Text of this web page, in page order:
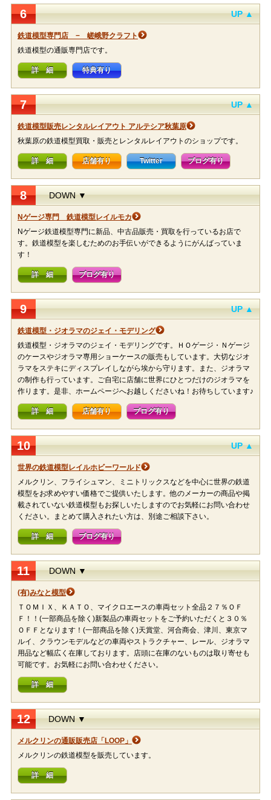
6 UP ▲
鉄道模型専門店 − 嵯峨野クラフト
鉄道模型の通販専門店です。
詳 細 特典有り
7 UP ▲
鉄道模型販売レンタルレイアウト アルテシア秋葉原
秋葉原の鉄道模型買取・販売とレンタルレイアウトのショップです。
詳 細 店舗有り Twitter ブログ有り
8 DOWN ▼
Nゲージ専門 鉄道模型レイルモカ
Nゲージ鉄道模型専門に新品、中古品販売・買取を行っているお店で
す。鉄道模型を楽しむためのお手伝いができるようにがんばっていま
す！
詳 細 ブログ有り
9 UP ▲
鉄道模型・ジオラマのジェイ・モデリング
鉄道模型・ジオラマのジェイ・モデリングです。ＨＯゲージ・Ｎゲージ
のケースやジオラマ専用ショーケースの販売もしています。大切なジオ
ラマをステキにディスプレイしながら埃から守ります。また、ジオラマ
の制作も行っています。ご自宅に店舗に世界にひとつだけのジオラマを
作ります。是非、ホームページへお越しくださいね！お待ちしています♪
詳 細 店舗有り ブログ有り
10 UP ▲
世界の鉄道模型レイルホビーワールド
メルクリン、フライシュマン、ミニトリックスなどを中心に世界の鉄道
模型をお求めやすい価格でご提供いたします。他のメーカーの商品や掲
載されていない鉄道模型もお探しいたしますのでお気軽にお問い合わせ
ください。まとめて購入されたい方は、別途ご相談下さい。
詳 細 ブログ有り
11 DOWN ▼
(有)みなと模型
ＴＯＭＩＸ、ＫＡＴＯ、マイクロエースの車両セット全品２７％ＯＦ
Ｆ！！(一部商品を除く)新製品の車両セットをご予約いただくと３０％
ＯＦＦとなります！(一部商品を除く)天賞堂、河合商会、津川、東京マ
ルイ、クラウンモデルなどの車両やストラクチャー、レール、ジオラマ
用品など幅広く在庫しております。店頭に在庫のないものは取り寄せも
可能です。お気軽にお問い合わせください。
詳 細
12 DOWN ▼
メルクリンの通販販売店「LOOP」
メルクリンの鉄道模型を販売しています。
詳 細